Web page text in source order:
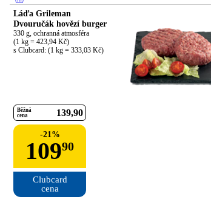
Láďa Grileman
Dvouručák hovězí burger
330 g, ochranná atmosféra
(1 kg = 423,94 Kč)
s Clubcard: (1 kg = 333,03 Kč)
Běžná
cena
139 90
-21%
10990
Clubcard
cena